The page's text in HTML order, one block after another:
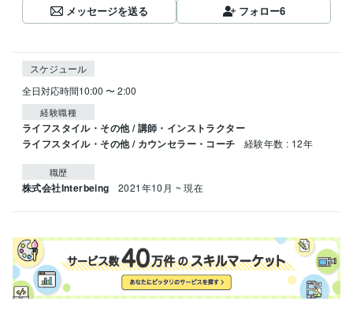
メッセージを送る
フォロー6
スケジュール
全日対応時間10:00 〜 2:00
経験職種
ライフスタイル・その他 / 講師・インストラクター
ライフスタイル・その他 / カウンセラー・コーチ
経験年数 : 12年
職歴
株式会社Interbeing 2021年10月 ~ 現在